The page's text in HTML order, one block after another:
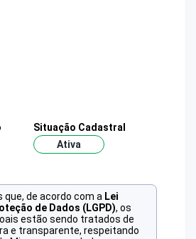
Situação Cadastral
Ativa
que, de acordo com a Lei
de Dados (LGPD), os
estão sendo tratados de
e transparente, respeitando